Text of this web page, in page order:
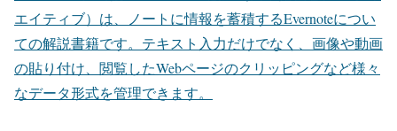
エイティブ）は、ノートに情報を蓄積するEvernoteについ
ての解説書籍です。テキスト入力だけでなく、画像や動画
の貼り付け、閲覧したWebページのクリッピングなど様々
なデータ形式を管理できます。